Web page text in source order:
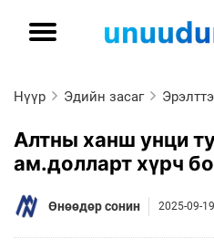
Нүүр Эдийн засаг
Алтны ханш унци
ам.долларт хүрч
Өнөөдөр сонин 2025-09-